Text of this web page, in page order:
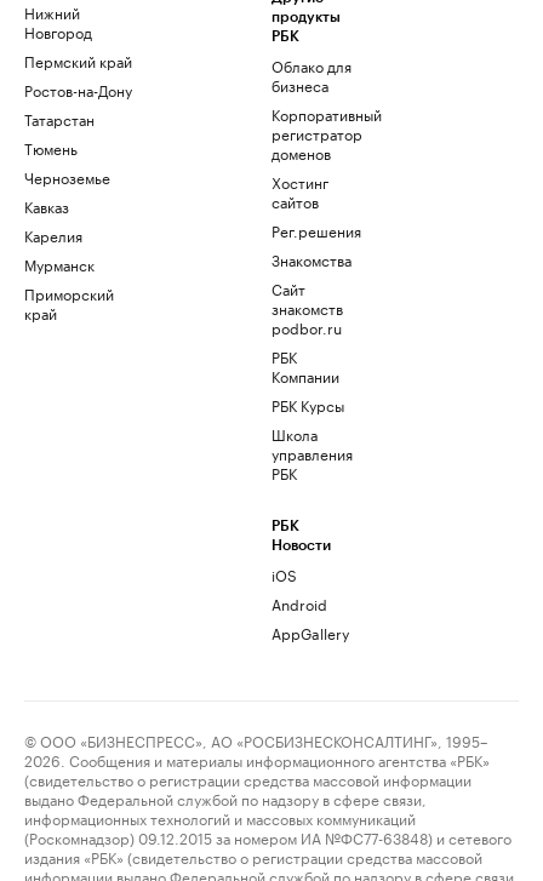
Нижний
Новгород
Пермский край
Ростов-на-Дону
Татарстан
Тюмень
Черноземье
Кавказ
Карелия
Мурманск
Приморский
край
продукты
РБК
Облако для
бизнеса
Корпоративный
регистратор
доменов
Хостинг
сайтов
Рег.решения
Знакомства
Сайт
знакомств
podbor.ru
РБК
Компании
РБК Курсы
Школа
управления
РБК
РБК
Новости
iOS
Android
AppGallery
© ООО «БИЗНЕСПРЕСС», АО «РОСБИЗНЕСКОНСАЛТИНГ», 1995–
2026. Сообщения и материалы информационного агентства «РБК»
(свидетельство о регистрации средства массовой информации
выдано Федеральной службой по надзору в сфере связи,
информационных технологий и массовых коммуникаций
(Роскомнадзор) 09.12.2015 за номером ИА №ФС77-63848) и сетевого
издания «РБК» (свидетельство о регистрации средства массовой
информации выдано Федеральной службой по надзору в сфере связи,